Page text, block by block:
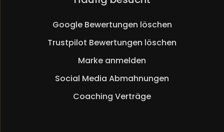
Google Bewertungen löschen
Trustpilot Bewertungen löschen
Marke anmelden
Social Media Abmahnungen
Coaching Verträge